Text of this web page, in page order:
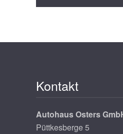
Kontakt
Autohaus Osters
Püttkesberge 5